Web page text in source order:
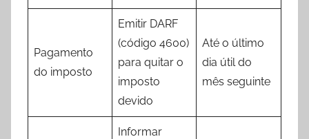
Pagamento
do imposto
Emitir DARF
(código 4600)
para quitar o
imposto
devido
Até o último
dia útil do
mês seguinte
Informar